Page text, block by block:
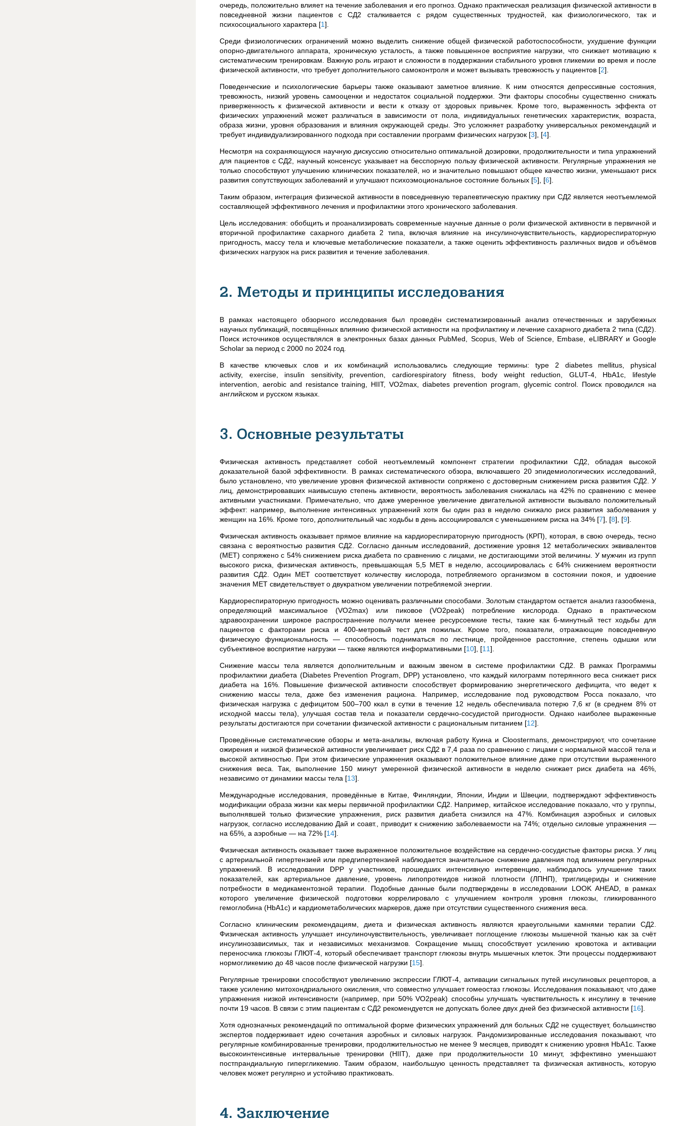
очередь, положительно влияет на течение заболевания и его прогноз. Однако практическая реализация физической активности в
повседневной жизни пациентов с СД2 сталкивается с рядом существенных трудностей, как физиологического, так и
психосоциального характера [1]
Среди физиологических ограничений можно выделить снижение общей физической работоспособности, ухудшение функции
опорно-двигательного аппарата, хроническую усталость, а также повышенное восприятие нагрузки, что снижает мотивацию к
систематическим тренировкам. Важную роль играют и сложности в поддержании стабильного уровня гликемии во время и после
физической активности, что требует дополнительного самоконтроля и может вызывать тревожность у пациентов [2]
Поведенческие и психологические барьеры также оказывают заметное влияние. К ним относятся депрессивные состояния,
тревожность, низкий уровень самооценки и недостаток социальной поддержки. Эти факторы способны существенно снижать
приверженность к физической активности и вести к отказу от здоровых привычек. Кроме того, выраженность эффекта от
физических упражнений может различаться в зависимости от пола, индивидуальных генетических характеристик, возраста,
образа жизни, уровня образования и влияния окружающей среды. Это усложняет разработку универсальных рекомендаций и
требует индивидуализированного подхода при составлении программ физических нагрузок [3] [4]
Несмотря на сохраняющуюся научную дискуссию относительно оптимальной дозировки, продолжительности и типа упражнений
для пациентов с СД2, научный консенсус указывает на бесспорную пользу физической активности. Регулярные упражнения не
только способствуют улучшению клинических показателей, но и значительно повышают общее качество жизни, уменьшают риск
развития сопутствующих заболеваний и улучшают психоэмоциональное состояние больных [5] [6]
Таким образом, интеграция физической активности в повседневную терапевтическую практику при СД2 является неотъемлемой
составляющей эффективного лечения и профилактики этого хронического заболевания.
Цель исследования: обобщить и проанализировать современные научные данные о роли физической активности в первичной и
вторичной профилактике сахарного диабета 2 типа, включая влияние на инсулиночувствительность, кардиореспираторную
пригодность, массу тела и ключевые метаболические показатели, а также оценить эффективность различных видов и объёмов
физических нагрузок на риск развития и течение заболевания.
2. Методы и принципы исследования
В рамках настоящего обзорного исследования был проведён систематизированный анализ отечественных и зарубежных
научных публикаций, посвящённых влиянию физической активности на профилактику и лечение сахарного диабета 2 типа (СД2).
Поиск источников осуществлялся в электронных базах данных PubMed, Scopus, Web of Science, Embase, eLIBRARY и Google
Scholar за период с 2000 по 2024 год.
В качестве ключевых слов и их комбинаций использовались следующие термины: type 2 diabetes mellitus, physical
activity, exercise, insulin sensitivity, prevention, cardiorespiratory fitness, body weight reduction, GLUT-4, HbA1c, lifestyle
intervention, aerobic and resistance training, HIIT, VO2max, diabetes prevention program, glycemic control. Поиск проводился на
английском и русском языках.
3. Основные результаты
Физическая активность представляет собой неотъемлемый компонент стратегии профилактики СД2, обладая высокой
доказательной базой эффективности. В рамках систематического обзора, включавшего 20 эпидемиологических исследований,
было установлено, что увеличение уровня физической активности сопряжено с достоверным снижением риска развития СД2. У
лиц, демонстрировавших наивысшую степень активности, вероятность заболевания снижалась на 42% по сравнению с менее
активными участниками. Примечательно, что даже умеренное увеличение двигательной активности вызывало положительный
эффект: например, выполнение интенсивных упражнений хотя бы один раз в неделю снижало риск развития заболевания у
женщин на 16%. Кроме того, дополнительный час ходьбы в день ассоциировался с уменьшением риска на 34% [7] [8] [9]
Физическая активность оказывает прямое влияние на кардиореспираторную пригодность (КРП), которая, в свою очередь, тесно
связана с вероятностью развития СД2. Согласно данным исследований, достижение уровня 12 метаболических эквивалентов
(MET) сопряжено с 54% снижением риска диабета по сравнению с лицами, не достигающими этой величины. У мужчин из групп
высокого риска, физическая активность, превышающая 5,5 MET в неделю, ассоциировалась с 64% снижением вероятности
развития СД2. Один MET соответствует количеству кислорода, потребляемого организмом в состоянии покоя, и удвоение
значения MET свидетельствует о двукратном увеличении потребляемой энергии.
Кардиореспираторную пригодность можно оценивать различными способами. Золотым стандартом остается анализ газообмена,
определяющий максимальное (VO2max) или пиковое (VO2peak) потребление кислорода. Однако в практическом
здравоохранении широкое распространение получили менее ресурсоемкие тесты, такие как 6-минутный тест ходьбы для
пациентов с факторами риска и 400-метровый тест для пожилых. Кроме того, показатели, отражающие повседневную
физическую функциональность — способность подниматься по лестнице, пройденное расстояние, степень одышки или
субъективное восприятие нагрузки — также являются информативными [10] [11]
Снижение массы тела является дополнительным и важным звеном в системе профилактики СД2. В рамках Программы
профилактики диабета (Diabetes Prevention Program, DPP) установлено, что каждый килограмм потерянного веса снижает риск
диабета на 16%. Повышение физической активности способствует формированию энергетического дефицита, что ведет к
снижению массы тела, даже без изменения рациона. Например, исследование под руководством Росса показало, что
физическая нагрузка с дефицитом 500–700 ккал в сутки в течение 12 недель обеспечивала потерю 7,6 кг (в среднем 8% от
исходной массы тела), улучшая состав тела и показатели сердечно-сосудистой пригодности. Однако наиболее выраженные
результаты достигаются при сочетании физической активности с рациональным питанием [12]
Проведённые систематические обзоры и мета-анализы, включая работу Куина и Cloostermans, демонстрируют, что сочетание
ожирения и низкой физической активности увеличивает риск СД2 в 7,4 раза по сравнению с лицами с нормальной массой тела и
высокой активностью. При этом физические упражнения оказывают положительное влияние даже при отсутствии выраженного
снижения веса. Так, выполнение 150 минут умеренной физической активности в неделю снижает риск диабета на 46%,
независимо от динамики массы тела [13]
Международные исследования, проведённые в Китае, Финляндии, Японии, Индии и Швеции, подтверждают эффективность
модификации образа жизни как меры первичной профилактики СД2. Например, китайское исследование показало, что у группы,
выполнявшей только физические упражнения, риск развития диабета снизился на 47%. Комбинация аэробных и силовых
нагрузок, согласно исследованию Дай и соавт., приводит к снижению заболеваемости на 74%; отдельно силовые упражнения —
на 65%, а аэробные — на 72% [14]
Физическая активность оказывает также выраженное положительное воздействие на сердечно-сосудистые факторы риска. У лиц
с артериальной гипертензией или предгипертензией наблюдается значительное снижение давления под влиянием регулярных
упражнений. В исследовании DPP у участников, прошедших интенсивную интервенцию, наблюдалось улучшение таких
показателей, как артериальное давление, уровень липопротеидов низкой плотности (ЛПНП), триглицериды и снижение
потребности в медикаментозной терапии. Подобные данные были подтверждены в исследовании LOOK AHEAD, в рамках
которого увеличение физической подготовки коррелировало с улучшением контроля уровня глюкозы, гликированного
гемоглобина (HbA1c) и кардиометаболических маркеров, даже при отсутствии существенного снижения веса.
Согласно клиническим рекомендациям, диета и физическая активность являются краеугольными камнями терапии СД2.
Физическая активность улучшает инсулиночувствительность, увеличивает поглощение глюкозы мышечной тканью как за счёт
инсулинозависимых, так и независимых механизмов. Сокращение мышц способствует усилению кровотока и активации
переносчика глюкозы ГЛЮТ-4, который обеспечивает транспорт глюкозы внутрь мышечных клеток. Эти процессы поддерживают
нормогликемию до 48 часов после физической нагрузки [15]
Регулярные тренировки способствуют увеличению экспрессии ГЛЮТ-4, активации сигнальных путей инсулиновых рецепторов, а
также усилению митохондриального окисления, что совместно улучшает гомеостаз глюкозы. Исследования показывают, что даже
упражнения низкой интенсивности (например, при 50% VO2peak) способны улучшать чувствительность к инсулину в течение
почти 19 часов. В связи с этим пациентам с СД2 рекомендуется не допускать более двух дней без физической активности [16]
Хотя однозначных рекомендаций по оптимальной форме физических упражнений для больных СД2 не существует, большинство
экспертов поддерживает идею сочетания аэробных и силовых нагрузок. Рандомизированные исследования показывают, что
регулярные комбинированные тренировки, продолжительностью не менее 9 месяцев, приводят к снижению уровня HbA1c. Также
высокоинтенсивные интервальные тренировки (HIIT), даже при продолжительности 10 минут, эффективно уменьшают
постпрандиальную гипергликемию. Таким образом, наибольшую ценность представляет та физическая активность, которую
человек может регулярно и устойчиво практиковать.
4. Заключение